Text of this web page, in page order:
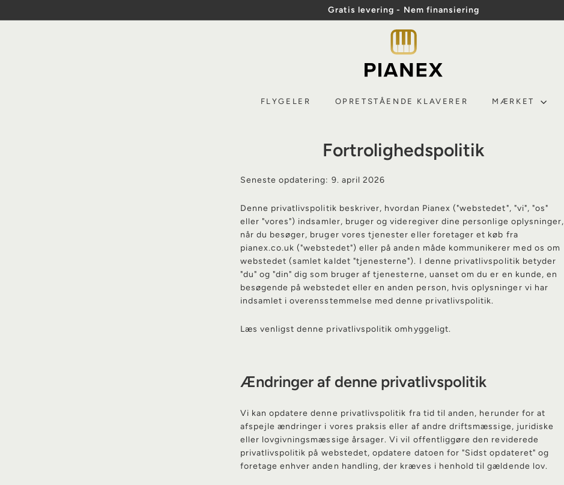
til
Diasshow
Pause
Gratis levering - Nem finansiering
i
a
n
FLYGELER OPRETSTÅENDE KLAVERER MÆRKET
Fortrolighedspolitik
Seneste opdatering: 9. april 2026
Denne privatlivspolitik beskriver, hvordan Pianex ("webstedet", "vi", "os"
eller "vores") indsamler, bruger og videregiver dine personlige oplysninger,
når du besøger, bruger vores tjenester eller foretager et køb fra
pianex.co.uk ("webstedet") eller på anden måde kommunikerer med os om
webstedet (samlet kaldet "tjenesterne"). I denne privatlivspolitik betyder
"du" og "din" dig som bruger af tjenesterne, uanset om du er en kunde, en
besøgende på webstedet eller en anden person, hvis oplysninger vi har
indsamlet i overensstemmelse med denne privatlivspolitik.
Læs venligst denne privatlivspolitik omhyggeligt.
Ændringer af denne privatlivspolitik
Vi kan opdatere denne privatlivspolitik fra tid til anden, herunder for at
afspejle ændringer i vores praksis eller af andre driftsmæssige, juridiske
eller lovgivningsmæssige årsager. Vi vil offentliggøre den reviderede
privatlivspolitik på webstedet, opdatere datoen for "Sidst opdateret" og
foretage enhver anden handling, der kræves i henhold til gældende lov.